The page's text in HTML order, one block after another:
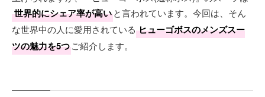
世界的にシェア率が高いと言われています。今回は、そん
な世界中の人に愛用されている ヒューゴボスのメンズスー
ツの魅力を5つご紹介します。